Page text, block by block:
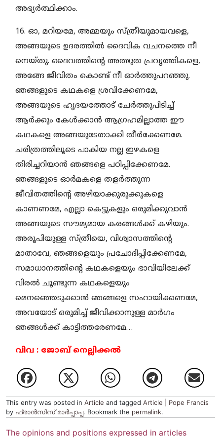
അഭ്യര്‍ത്ഥിക്കാം.
16. ഓ, മറിയമേ, അമ്മയും സ്ത്രീയുമായവളെ,
അങ്ങയുടെ ഉദരത്തില്‍ ദൈവിക വചനത്തെ നീ
നെയ്തു. ദൈവത്തിന്റെ അത്ഭുത പ്രവൃത്തികളെ,
അങ്ങേ ജീവിതം കൊണ്ട് നീ ഓര്‍ത്തുപറഞ്ഞു.
ഞങ്ങളുടെ കഥകളെ ശ്രവിക്കേണമേ,
അങ്ങയുടെ ഹൃദയത്തോട് ചേര്‍ത്തുപിടിച്ച്
ആര്‍ക്കും കേള്‍ക്കാന്‍ ആഗ്രഹമില്ലാത്ത ഈ
കഥകളെ അങ്ങയുടേതാക്കി തീര്‍ക്കേണമേ.
ചരിത്രത്തിലൂടെ പാകിയ നല്ല ഇഴകളെ
തിരിച്ചറിയാന്‍ ഞങ്ങളെ പഠിപ്പിക്കേണമേ.
ഞങ്ങളുടെ ഓര്‍മകളെ തളര്‍ത്തുന്ന
ജീവിതത്തിന്റെ അഴിയാക്കുരുക്കുകളെ
കാണണമേ, എല്ലാ കെട്ടുകളും ഒരുമിക്കുവാന്‍
അങ്ങയുടെ സൗമ്യമായ കരങ്ങള്‍ക്ക് കഴിയും.
അരൂപിയുള്ള സ്ത്രീയെ, വിശ്വാസത്തിന്റെ
മാതാവേ, ഞങ്ങളെയും പ്രചോദിപ്പിക്കേണമേ,
സമാധാനത്തിന്റെ കഥകളെയും ഭാവിയിലേക്ക്
വിരല്‍ ചൂണ്ടുന്ന കഥകളെയും
മെനഞ്ഞെടുക്കാന്‍ ഞങ്ങളെ സഹായിക്കണമേ,
അവയോട് ഒരുമിച്ച് ജീവിക്കാനുള്ള മാര്‍ഗം
ഞങ്ങള്‍ക്ക് കാട്ടിത്തരേണമേ…
വിവ : ജോബ് നെല്ലിക്കല്‍
This entry was posted in Article and tagged Article | Pope Francis
by ഫ്രാന്‍സിസ് മാര്‍പ്പാപ്പ. Bookmark the permalink.
The opinions and positions expressed in articles